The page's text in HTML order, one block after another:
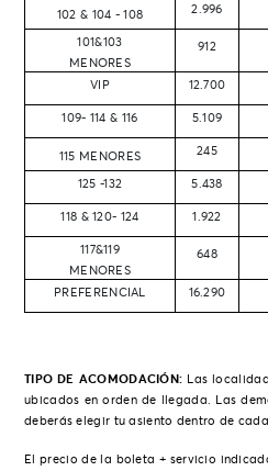
102 & 104 - 108 2.996
101&103
MENORES
912
VIP 12.700
109- 114 & 116 5.109
115 MENORES 245
125 -132 5.438
118 & 120- 124 1.922
117&119
MENORES
648
PREFERENCIAL 16.290
TIPO DE ACOMODACIÓN: Las
ubicados en orden de llegada. Las
deberás elegir tu asiento dentro de
El precio de la boleta + servicio